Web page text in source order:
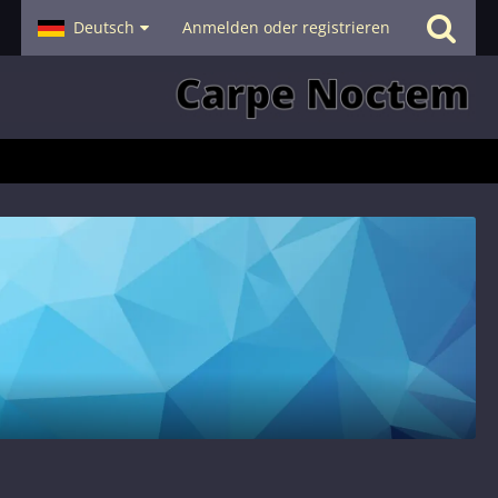
Hilfe
Deutsch Anmelden oder registrieren